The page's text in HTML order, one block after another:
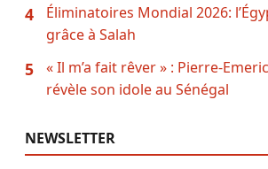
4
Éliminatoires Mondial 2026:
grâce à Salah
5
« Il m’a fait rêver » : Pierre-
révèle son idole au Sénégal
NEWSLETTER